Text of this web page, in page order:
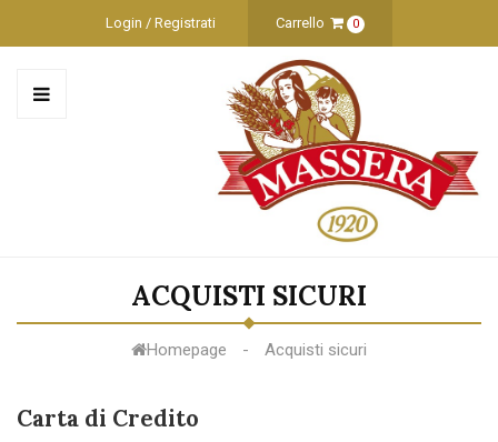
Login / Registrati Carrello 0
ACQUISTI SICURI
Homepage Acquisti sicuri
Carta di Credito